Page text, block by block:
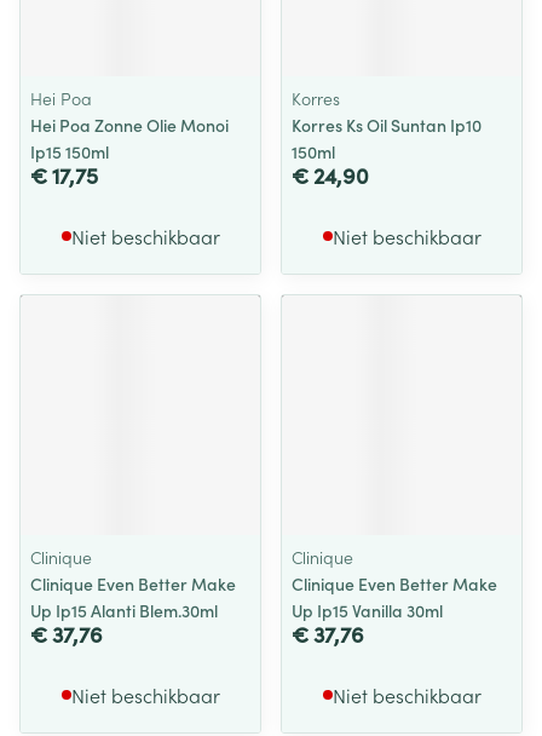
Hei Poa
Hei Poa Zonne Olie Monoi
Ip15 150ml
€ 17,75
Niet beschikbaar
Korres
Korres Ks Oil Suntan Ip10
150ml
€ 24,90
Niet beschikbaar
Clinique
Clinique Even Better Make
Up Ip15 Alanti Blem.30ml
€ 37,76
Niet beschikbaar
Clinique
Clinique Even Better Make
Up Ip15 Vanilla 30ml
€ 37,76
Niet beschikbaar